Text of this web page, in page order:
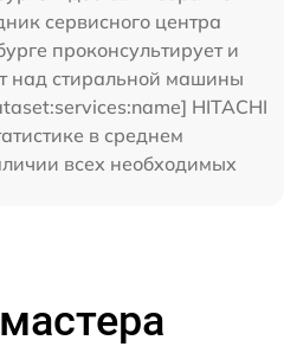
сервисного центра
проконсультирует и
над стиральной машины
HITACHI
в среднем
всех необходимых